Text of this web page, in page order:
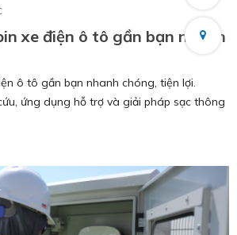
xe điện ô tô gần bạn nhanh
ô tô gần bạn nhanh chóng, tiện lợi.
ứng dụng hỗ trợ và giải pháp sạc thông